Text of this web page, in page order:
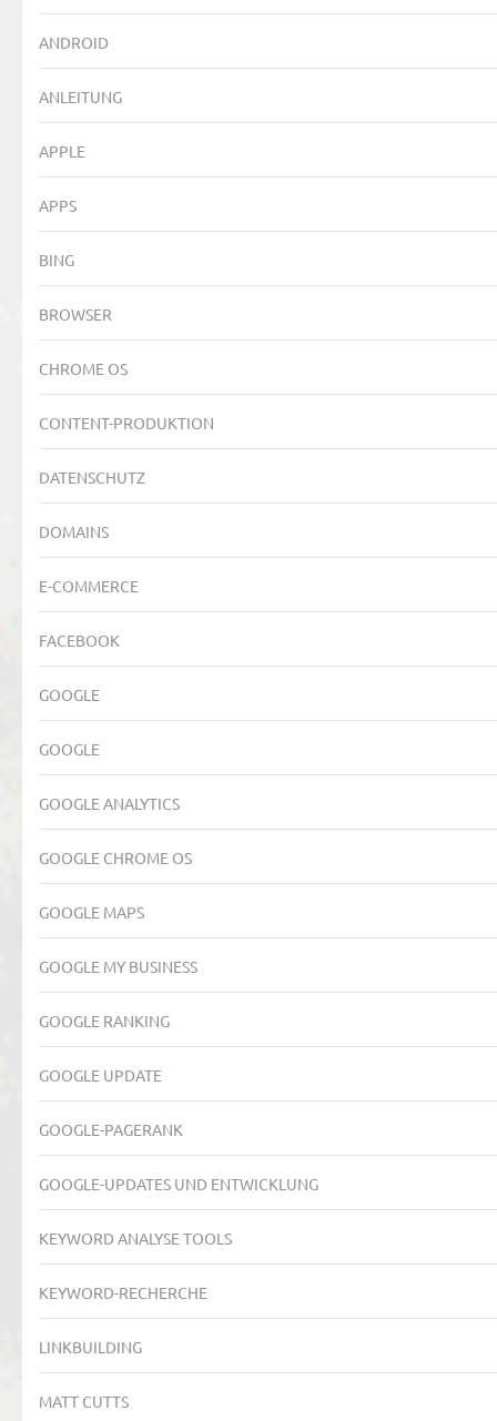
ANDROID
ANLEITUNG
APPLE
APPS
BING
BROWSER
CHROME OS
CONTENT-PRODUKTION
DATENSCHUTZ
DOMAINS
E-COMMERCE
FACEBOOK
GOOGLE
GOOGLE
GOOGLE ANALYTICS
GOOGLE CHROME OS
GOOGLE MAPS
GOOGLE MY BUSINESS
GOOGLE RANKING
GOOGLE UPDATE
GOOGLE-PAGERANK
GOOGLE-UPDATES UND ENTWICKLUNG
KEYWORD ANALYSE TOOLS
KEYWORD-RECHERCHE
LINKBUILDING
MATT CUTTS